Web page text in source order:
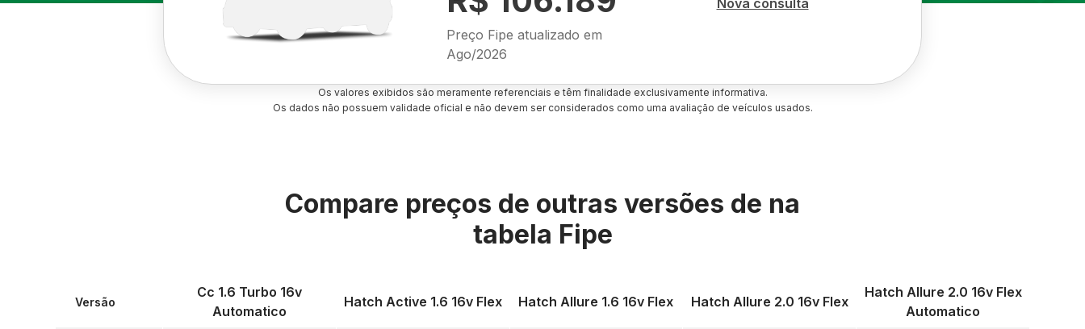
Preço Fipe atualizado em
Ago/2026
Nova consulta
Os valores exibidos são meramente referenciais e têm finalidade exclusivamente informativa.
Os dados não possuem validade oficial e não devem ser considerados como uma avaliação de veículos usados.
Compare preços de outras versões de na
tabela Fipe
Versão
Cc 1.6 Turbo 16v
Automatico
Hatch Active 1.6 16v Flex Hatch Allure 1.6 16v Flex Hatch Allure 2.0 16v Flex
Hatch Allure 2.0 16v Flex
Automatico